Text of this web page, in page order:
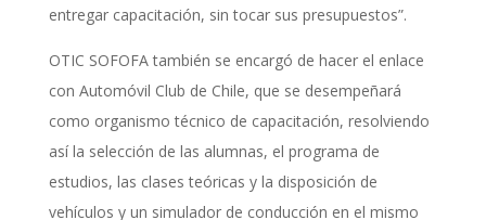
entregar capacitación, sin tocar sus presupuestos”.
OTIC SOFOFA también se encargó de hacer el enlace
con Automóvil Club de Chile, que se desempeñará
como organismo técnico de capacitación, resolviendo
así la selección de las alumnas, el programa de
estudios, las clases teóricas y la disposición de
vehículos y un simulador de conducción en el mismo